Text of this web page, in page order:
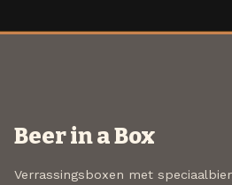
Beer in a Box
Verrassingsboxen met